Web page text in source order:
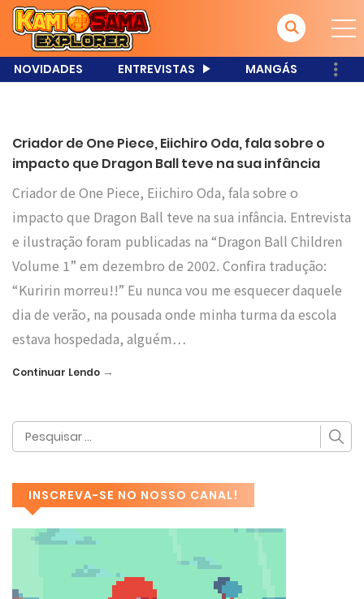
NOVIDADES ENTREVISTAS MANGÁS
Criador de One Piece, Eiichiro Oda, fala sobre o
impacto que Dragon Ball teve na sua infância
Criador de One Piece, Eiichiro Oda, fala sobre o
impacto que Dragon Ball teve na sua infância. Entrevista
e ilustração foram publicadas na “Dragon Ball Children
Volume 1” em dezembro de 2002. Confira tradução:
“Kuririn morreu!!” Eu nunca vou me esquecer daquele
dia de verão, na pousada onde minha turma da escola
estava hospedada, alguém…
Continuar Lendo →
INSCREVA-SE NO NOSSO CANAL!